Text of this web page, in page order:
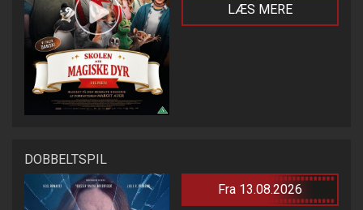
LÆS MERE
DOBBELTSPIL
Fra 13.08.2026